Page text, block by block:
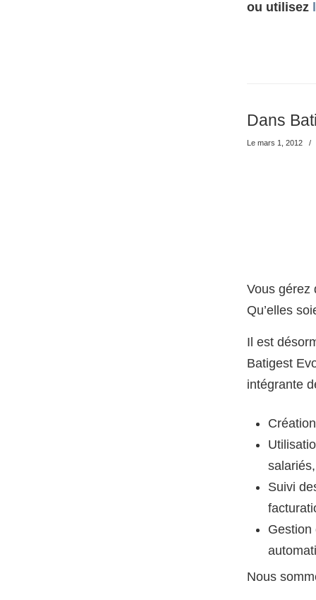
ou utilisez
Dans
Le mars 1, 2012 /
Vous gérez
Qu’elles
Il est
Batigest
intégrante
salariés,
Suivi
Gestion
Nous